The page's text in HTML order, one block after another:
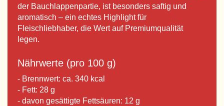
der Bauchlappenpartie, ist besonders saftig und
aromatisch – ein echtes Highlight für
Fleischliebhaber, die Wert auf Premiumqualität
legen.
Nährwerte (pro 100 g)
- Brennwert: ca. 340 kcal
- Fett: 28 g
- davon gesättigte Fettsäuren: 12 g